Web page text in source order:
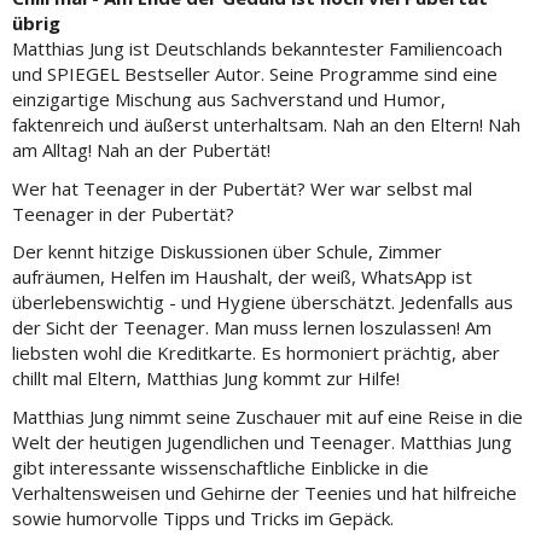
übrig
Matthias Jung ist Deutschlands bekanntester Familiencoach
und SPIEGEL Bestseller Autor. Seine Programme sind eine
einzigartige Mischung aus Sachverstand und Humor,
faktenreich und äußerst unterhaltsam. Nah an den Eltern! Nah
am Alltag! Nah an der Pubertät!
Wer hat Teenager in der Pubertät? Wer war selbst mal
Teenager in der Pubertät?
Der kennt hitzige Diskussionen über Schule, Zimmer
aufräumen, Helfen im Haushalt, der weiß, WhatsApp ist
überlebenswichtig - und Hygiene überschätzt. Jedenfalls aus
der Sicht der Teenager. Man muss lernen loszulassen! Am
liebsten wohl die Kreditkarte. Es hormoniert prächtig, aber
chillt mal Eltern, Matthias Jung kommt zur Hilfe!
Matthias Jung nimmt seine Zuschauer mit auf eine Reise in die
Welt der heutigen Jugendlichen und Teenager. Matthias Jung
gibt interessante wissenschaftliche Einblicke in die
Verhaltensweisen und Gehirne der Teenies und hat hilfreiche
sowie humorvolle Tipps und Tricks im Gepäck.